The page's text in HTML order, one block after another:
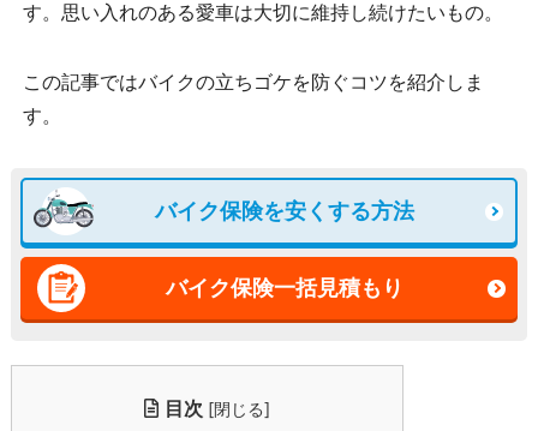
す。思い入れのある愛車は大切に維持し続けたいもの。
この記事ではバイクの立ちゴケを防ぐコツを紹介しま
す。
バイク保険を安くする方法
バイク保険一括見積もり
目次 [閉じる]